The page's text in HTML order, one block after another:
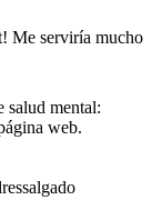
Me serviría mucho
salud mental:
web.